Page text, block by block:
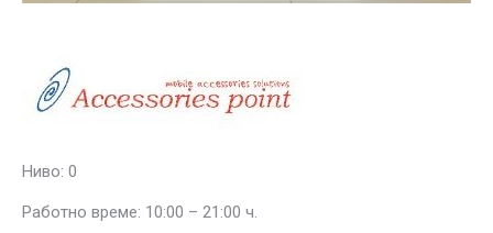
Ниво: 0
Работно време: 10:00 – 21:00 ч.